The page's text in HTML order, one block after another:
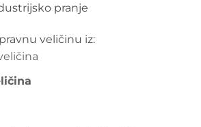
pranje
veličinu iz